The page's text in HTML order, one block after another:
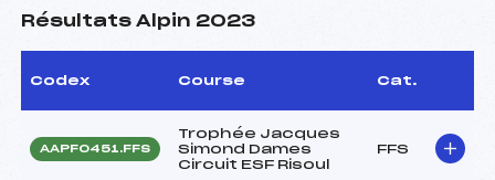
Résultats Alpin 2023
Codex Course Cat.
AAPF0451.FFS
Trophée Jacques
Simond Dames
Circuit ESF Risoul
FFS